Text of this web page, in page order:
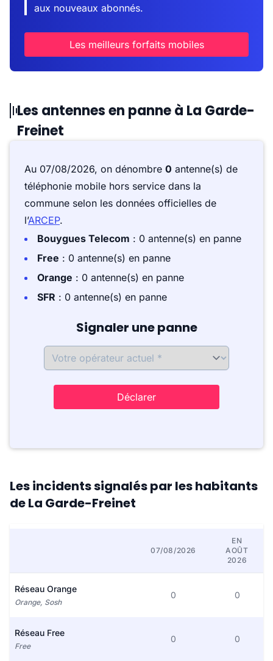
aux nouveaux abonnés.
Les meilleurs forfaits mobiles
Les antennes en panne à La Garde-
Freinet
Au 07/08/2026, on dénombre 0 antenne(s) de
téléphonie mobile hors service dans la
commune selon les données officielles de
l’ARCEP.
Bouygues Telecom : 0 antenne(s) en panne
Free : 0 antenne(s) en panne
Orange : 0 antenne(s) en panne
SFR : 0 antenne(s) en panne
Signaler une panne
Déclarer
Les incidents signalés par les habitants
de La Garde-Freinet
07/08/2026
EN
AOÛT
2026
Réseau Orange
Orange, Sosh
0 0
Réseau Free
Free
0 0